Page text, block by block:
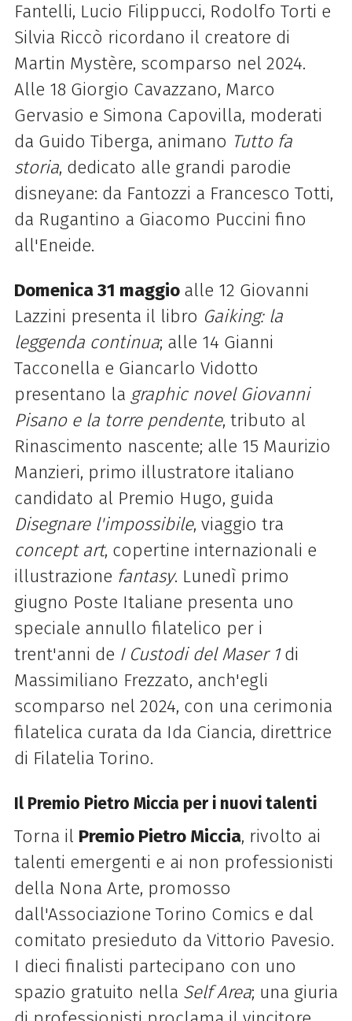
Fantelli, Lucio Filippucci, Rodolfo Torti e
Silvia Riccò ricordano il creatore di
Martin Mystère, scomparso nel 2024.
Alle 18 Giorgio Cavazzano, Marco
Gervasio e Simona Capovilla, moderati
da Guido Tiberga, animano Tutto fa
storia, dedicato alle grandi parodie
disneyane: da Fantozzi a Francesco Totti,
da Rugantino a Giacomo Puccini fino
all'Eneide.
Domenica 31 maggio alle 12 Giovanni
Lazzini presenta il libro Gaiking: la
leggenda continua; alle 14 Gianni
Tacconella e Giancarlo Vidotto
presentano la graphic novel Giovanni
Pisano e la torre pendente, tributo al
Rinascimento nascente; alle 15 Maurizio
Manzieri, primo illustratore italiano
candidato al Premio Hugo, guida
Disegnare l'impossibile, viaggio tra
concept art, copertine internazionali e
illustrazione fantasy. Lunedì primo
giugno Poste Italiane presenta uno
speciale annullo filatelico per i
trent'anni de I Custodi del Maser 1di
Massimiliano Frezzato, anch'egli
scomparso nel 2024, con una cerimonia
filatelica curata da Ida Ciancia, direttrice
di Filatelia Torino.
Il Premio Pietro Miccia per i nuovi talenti
Torna il Premio Pietro Miccia, rivolto ai
talenti emergenti e ai non professionisti
della Nona Arte, promosso
dall'Associazione Torino Comics e dal
comitato presieduto da Vittorio Pavesio.
I dieci finalisti partecipano con uno
spazio gratuito nella Self Area; una giuria